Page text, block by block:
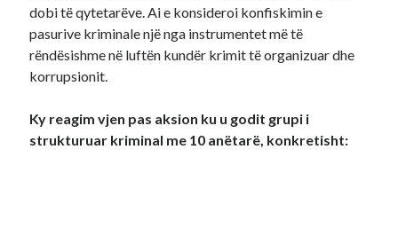
dobi të qytetarëve. Ai e konsideroi konfiskimin e
pasurive kriminale një nga instrumentet më të
rëndësishme në luftën kundër krimit të organizuar dhe
korrupsionit.
Ky reagim vjen pas aksion ku u godit grupi i
strukturuar kriminal me 10 anëtarë, konkretisht: